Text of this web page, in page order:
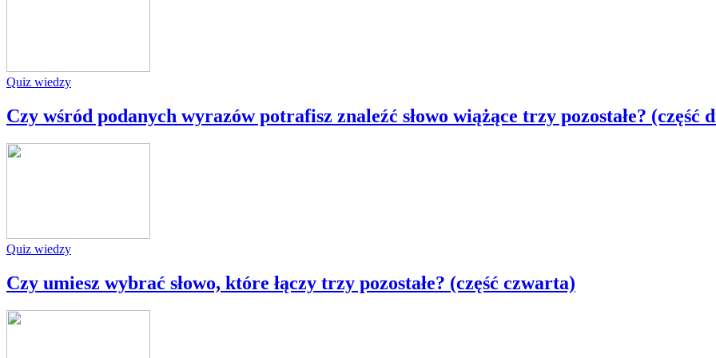
Quiz wiedzy
Czy wśród podanych wyrazów potrafisz znaleźć słowo wiążące trzy pozostałe? (część
Quiz wiedzy
Czy umiesz wybrać słowo, które łączy trzy pozostałe? (część czwarta)